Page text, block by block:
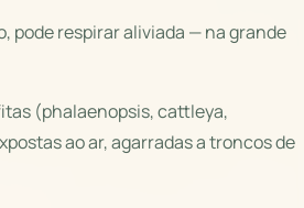
pode respirar aliviada — na grande
(phalaenopsis, cattleya,
ao ar, agarradas a troncos de